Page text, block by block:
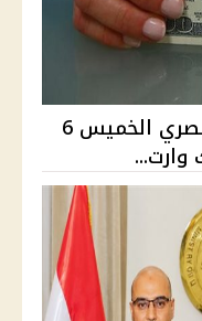
سعر الدولار مقابل الجنيه المصري الخميس 6